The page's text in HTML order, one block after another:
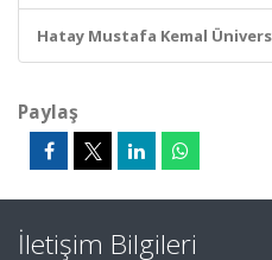
Hatay Mustafa Kemal
Paylaş
İletişim Bilgileri